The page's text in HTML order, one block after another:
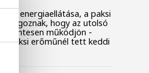
energiaellátása, a paksi
dolgoznak, hogy az utolsó
működjön -
paksi erőműnél tett keddi